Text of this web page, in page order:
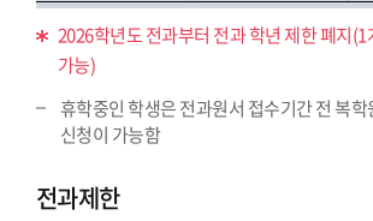
2026학년도 전과부터 전과 학년 제한 폐지
가능)
휴학중인 학생은 전과원서 접수기간 전 복
신청이 가능함
전과제한